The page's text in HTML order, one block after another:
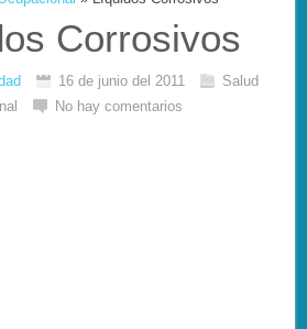
Corrosivos
16 de junio del 2011
Salud
No hay comentarios